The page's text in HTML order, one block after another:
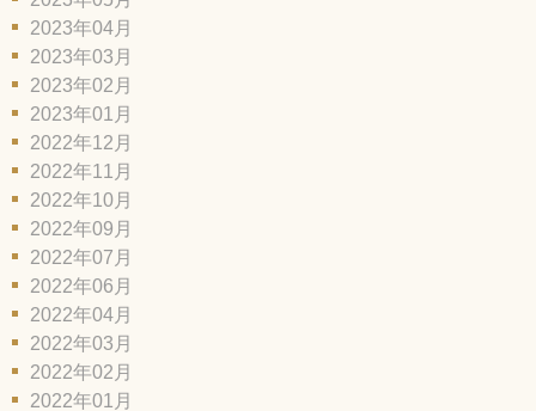
2023年04月
2023年03月
2023年02月
2023年01月
2022年12月
2022年11月
2022年10月
2022年09月
2022年07月
2022年06月
2022年04月
2022年03月
2022年02月
2022年01月